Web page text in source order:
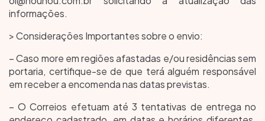
informações.
> Considerações Importantes sobre o envio:
– Caso more em regiões afastadas e/ou residências sem
portaria, certifique-se de que terá alguém responsável
em receber a encomenda nas datas previstas.
– O Correios efetuam até 3 tentativas de entrega no